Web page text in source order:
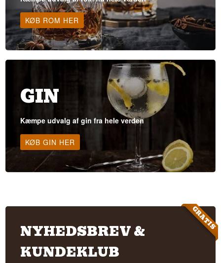
KØB ROM HER
GIN
Kæmpe udvalg af gin fra hele verden
KØB GIN HER
GRATIS
NYHEDSBREV &
KUNDEKLUB